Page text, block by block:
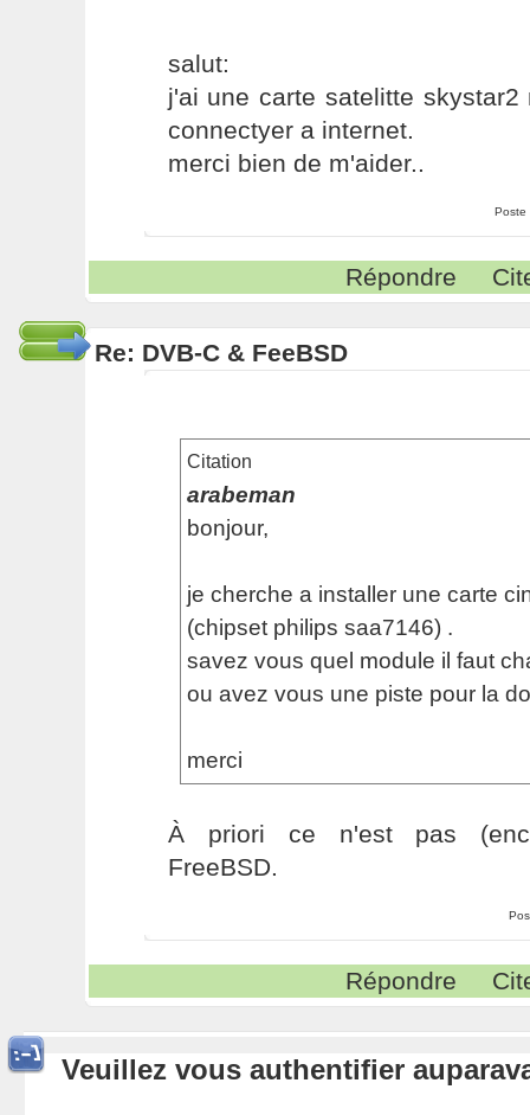
salut:
j'ai une carte satelitte
connectyer a internet.
merci bien de m'aider..
Poste
Répondre
Re: DVB-C & FeeBSD
Citation
arabeman
bonjour,
je cherche a installer une carte
(chipset philips saa7146) .
savez vous quel module il faut
ou avez vous une piste pour la
merci
À priori ce n'est pas
FreeBSD.
Répondre
Veuillez vous authentifier